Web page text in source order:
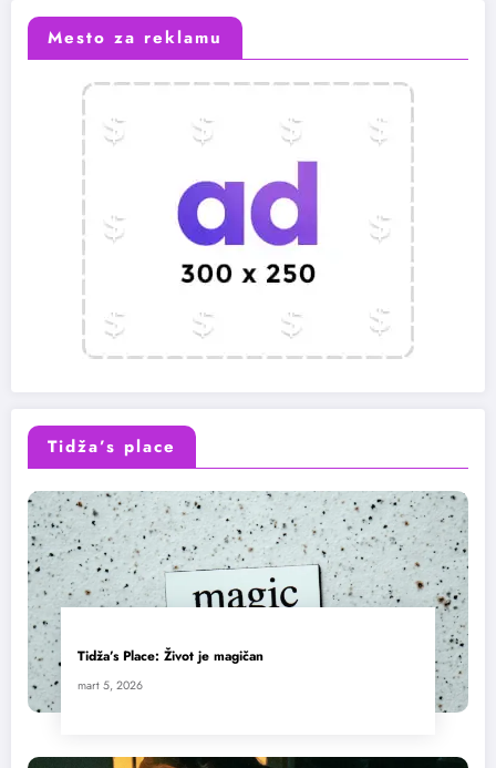
Mesto za reklamu
Tidža’s place
Tidža’s Place: Život je magičan
mart 5, 2026